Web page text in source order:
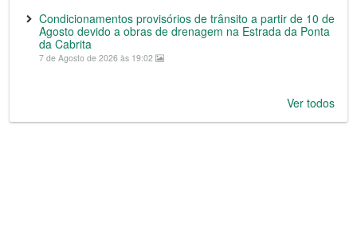
Condicionamentos provisórios de trânsito a partir de 10 de
Agosto devido a obras de drenagem na Estrada da Ponta
da Cabrita
7 de Agosto de 2026 às 19:02
Ver todos